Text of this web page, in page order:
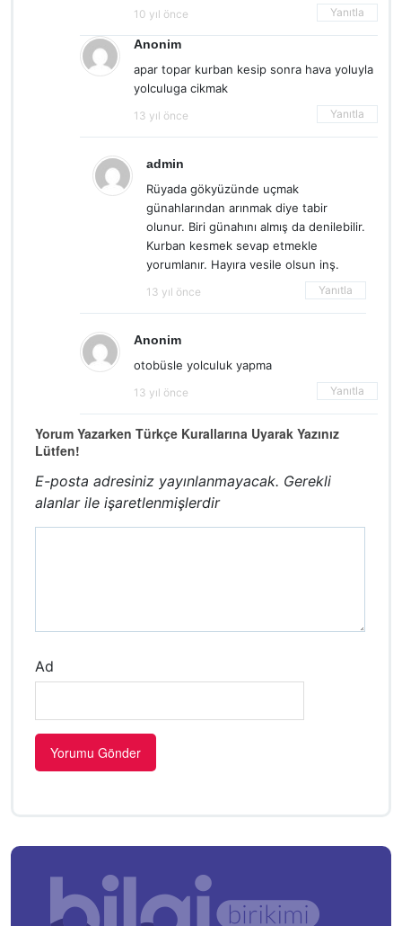
10 yıl önce Yanıtla
Anonim
apar topar kurban kesip sonra hava yoluyla
yolculuga cikmak
13 yıl önce Yanıtla
admin
Rüyada gökyüzünde uçmak
günahlarından arınmak diye tabir
olunur. Biri günahını almış da denilebilir.
Kurban kesmek sevap etmekle
yorumlanır. Hayıra vesile olsun inş.
13 yıl önce Yanıtla
Anonim
otobüsle yolculuk yapma
13 yıl önce Yanıtla
Yorum Yazarken Türkçe Kurallarına Uyarak Yazınız
Lütfen!
E-posta adresiniz yayınlanmayacak. Gerekli
alanlar ile işaretlenmişlerdir
Ad